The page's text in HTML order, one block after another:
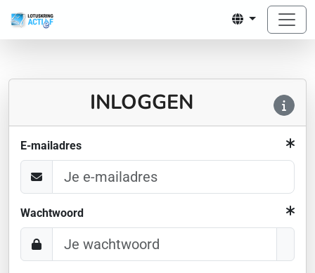
INLOGGEN
E-mailadres
Wachtwoord